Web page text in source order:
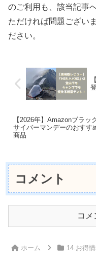
のご利用も、該当記事
ただければ問題ござい
ださい。
【2026年】Amazonブラッ
サイバーマンデーのおすす
商品
コメント
コメ
ホーム 14.お得